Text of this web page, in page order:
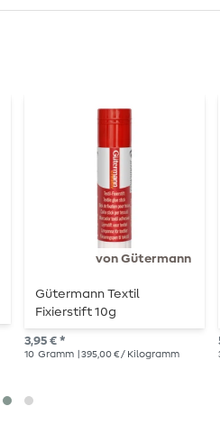
von Gütermann
Gütermann Textil
Fixierstift 10g
3,95 € *
10 Gramm | 395,00 € / Kilogramm